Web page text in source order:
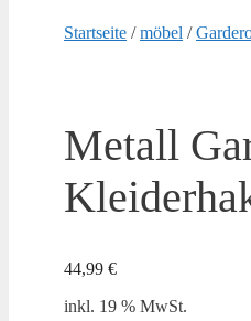
Startseite /möbel /
Metall
44,99 €
inkl. 19 % MwSt.